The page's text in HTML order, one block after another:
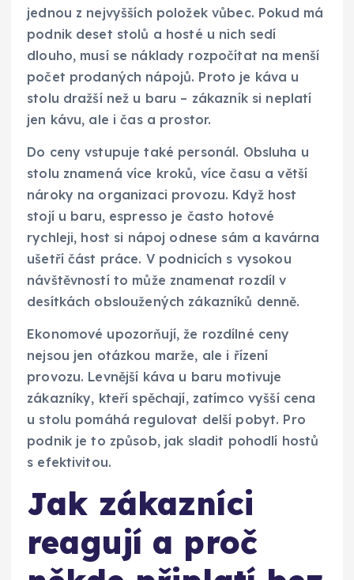
jednou z nejvyšších položek vůbec. Pokud má
podnik deset stolů a hosté u nich sedí
dlouho, musí se náklady rozpočítat na menší
počet prodaných nápojů. Proto je káva u
stolu dražší než u baru – zákazník si neplatí
jen kávu, ale i čas a prostor.
Do ceny vstupuje také personál. Obsluha u
stolu znamená více kroků, více času a větší
nároky na organizaci provozu. Když host
stojí u baru, espresso je často hotové
rychleji, host si nápoj odnese sám a kavárna
ušetří část práce. V podnicích s vysokou
návštěvností to může znamenat rozdíl v
desítkách obsloužených zákazníků denně.
Ekonomové upozorňují, že rozdílné ceny
nejsou jen otázkou marže, ale i řízení
provozu. Levnější káva u baru motivuje
zákazníky, kteří spěchají, zatímco vyšší cena
u stolu pomáhá regulovat delší pobyt. Pro
podnik je to způsob, jak sladit pohodlí hostů
s efektivitou.
Jak zákazníci
reagují a proč